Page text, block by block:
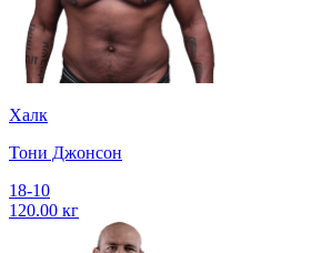
Халк
Тони Джонсон
18-10
120.00 кг